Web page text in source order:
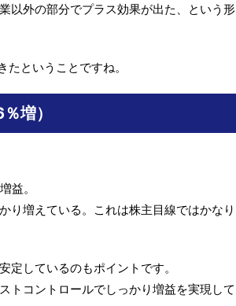
以外の部分でプラス効果が出た、という形
ということですね。
増）
益。
り増えている。これは株主目線ではかなり
定しているのもポイントです。
トコントロールでしっかり増益を実現して